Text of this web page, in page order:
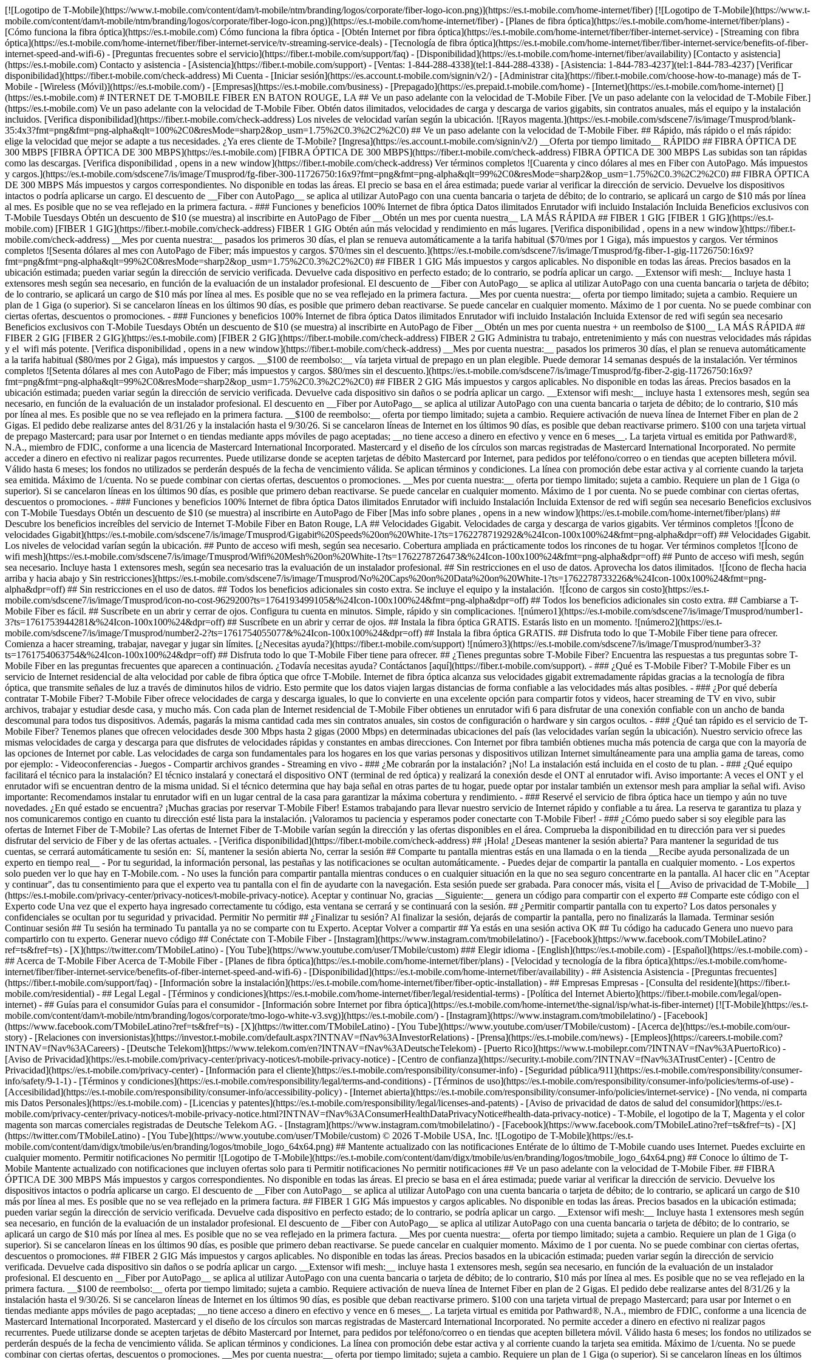
[![Logotipo de T-Mobile](https://www.t-mobile.com/content/dam/t-mobile/ntm/branding/logos/corporate/fiber-logo-icon.png)](https://es.t-mobile.com/home-internet/fiber) [![Logotipo de T-Mobile](https://www.t-mobile.com/content/dam/t-mobile/ntm/branding/logos/corporate/fiber-logo-icon.png)](https://es.t-mobile.com/home-internet/fiber) - [Planes de fibra óptica](https://es.t-mobile.com/home-internet/fiber/plans) - [Cómo funciona la fibra óptica](https://es.t-mobile.com) Cómo funciona la fibra óptica - [Obtén Internet por fibra óptica](https://es.t-mobile.com/home-internet/fiber/fiber-internet-service) - [Streaming con fibra óptica](https://es.t-mobile.com/home-internet/fiber/fiber-internet-service/tv-streaming-service-deals) - [Tecnología de fibra óptica](https://es.t-mobile.com/home-internet/fiber/fiber-internet-service/benefits-of-fiber-internet-speed-and-wifi-6) - [Preguntas frecuentes sobre el servicio](https://fiber.t-mobile.com/support/faq) - [Disponibilidad](https://es.t-mobile.com/home-internet/fiber/availability) [Contacto y asistencia](https://es.t-mobile.com) Contacto y asistencia - [Asistencia](https://fiber.t-mobile.com/support) - [Ventas: 1-844-288-4338](tel:1-844-288-4338) - [Asistencia: 1-844-783-4237](tel:1-844-783-4237) [Verificar disponibilidad](https://fiber.t-mobile.com/check-address) Mi Cuenta - [Iniciar sesión](https://es.account.t-mobile.com/signin/v2/) - [Administrar cita](https://fiber.t-mobile.com/choose-how-to-manage) más de T-Mobile - [Wireless (Móvil)](https://es.t-mobile.com/) - [Empresas](https://es.t-mobile.com/business) - [Prepagado](https://es.prepaid.t-mobile.com/home) - [Internet](https://es.t-mobile.com/home-internet) [](https://es.t-mobile.com) # INTERNET DE T-MOBILE FIBER EN BATON ROUGE, LA ## Ve un paso adelante con la velocidad de T-Mobile Fiber. [Ve un paso adelante con la velocidad de T-Mobile Fiber.](https://es.t-mobile.com) Ve un paso adelante con la velocidad de T-Mobile Fiber. Obtén datos ilimitados, velocidades de carga y descarga de varios gigabits, sin contratos anuales, más el equipo y la instalación incluidos. [Verifica disponibilidad](https://fiber.t-mobile.com/check-address) Los niveles de velocidad varían según la ubicación. ![Rayos magenta.](https://es.t-mobile.com/sdscene7/is/image/Tmusprod/blank-35:4x3?fmt=png&fmt=png-alpha&qlt=100%2C0&resMode=sharp2&op_usm=1.75%2C0.3%2C2%2C0) ## Ve un paso adelante con la velocidad de T-Mobile Fiber. ## Rápido, más rápido o el más rápido: elige la velocidad que mejor se adapte a tus necesidades. ¿Ya eres cliente de T-Mobile? [Ingresa](https://es.account.t-mobile.com/signin/v2/) __Oferta por tiempo limitado__ RÁPIDO ## FIBRA ÓPTICA DE 300 MBPS [FIBRA ÓPTICA DE 300 MBPS](https://es.t-mobile.com) [FIBRA ÓPTICA DE 300 MBPS](https://fiber.t-mobile.com/check-address) FIBRA ÓPTICA DE 300 MBPS Las subidas son tan rápidas como las descargas. [Verifica disponibilidad , opens in a new window](https://fiber.t-mobile.com/check-address) Ver términos completos ![Cuarenta y cinco dólares al mes en Fiber con AutoPago. Más impuestos y cargos.](https://es.t-mobile.com/sdscene7/is/image/Tmusprod/fg-fiber-300-11726750:16x9?fmt=png&fmt=png-alpha&qlt=99%2C0&resMode=sharp2&op_usm=1.75%2C0.3%2C2%2C0) ## FIBRA ÓPTICA DE 300 MBPS Más impuestos y cargos correspondientes. No disponible en todas las áreas. El precio se basa en el área estimada; puede variar al verificar la dirección de servicio. Devuelve los dispositivos intactos o podría aplicarse un cargo. El descuento de __Fiber con AutoPago__ se aplica al utilizar AutoPago con una cuenta bancaria o tarjeta de débito; de lo contrario, se aplicará un cargo de $10 más por línea al mes. Es posible que no se vea reflejado en la primera factura. - ### Funciones y beneficios 100% Internet de fibra óptica Datos ilimitados Enrutador wifi incluido Instalación Incluida Beneficios exclusivos con T-Mobile Tuesdays Obtén un descuento de $10 (se muestra) al inscribirte en AutoPago de Fiber __Obtén un mes por cuenta nuestra__ LA MÁS RÁPIDA ## FIBER 1 GIG [FIBER 1 GIG](https://es.t-mobile.com) [FIBER 1 GIG](https://fiber.t-mobile.com/check-address) FIBER 1 GIG Obtén aún más velocidad y rendimiento en más lugares. [Verifica disponibilidad , opens in a new window](https://fiber.t-mobile.com/check-address) __Mes por cuenta nuestra:__ pasados los primeros 30 días, el plan se renueva automáticamente a la tarifa habitual ($70/mes por 1 Giga), más impuestos y cargos. Ver términos completos ![Sesenta dólares al mes con AutoPago de Fiber; más impuestos y cargos. $70/mes sin el descuento.](https://es.t-mobile.com/sdscene7/is/image/Tmusprod/fg-fiber-1-gig-11726750:16x9?fmt=png&fmt=png-alpha&qlt=99%2C0&resMode=sharp2&op_usm=1.75%2C0.3%2C2%2C0) ## FIBER 1 GIG Más impuestos y cargos aplicables. No disponible en todas las áreas. Precios basados ​​en la ubicación estimada; pueden variar según la dirección de servicio verificada. Devuelve cada dispositivo en perfecto estado; de lo contrario, se podría aplicar un cargo. __Extensor wifi mesh:__ Incluye hasta 1 extensores mesh según sea necesario, en función de la evaluación de un instalador profesional. El descuento de __Fiber con AutoPago__ se aplica al utilizar AutoPago con una cuenta bancaria o tarjeta de débito; de lo contrario, se aplicará un cargo de $10 más por línea al mes. Es posible que no se vea reflejado en la primera factura. __Mes por cuenta nuestra:__ oferta por tiempo limitado; sujeta a cambio. Requiere un plan de 1 Giga (o superior). Si se cancelaron líneas en los últimos 90 días, es posible que primero deban reactivarse. Se puede cancelar en cualquier momento. Máximo de 1 por cuenta. No se puede combinar con ciertas ofertas, descuentos o promociones. - ### Funciones y beneficios 100% Internet de fibra óptica Datos ilimitados Enrutador wifi incluido Instalación Incluida Extensor de red wifi según sea necesario Beneficios exclusivos con T-Mobile Tuesdays Obtén un descuento de $10 (se muestra) al inscribirte en AutoPago de Fiber __Obtén un mes por cuenta nuestra + un reembolso de $100__ LA MÁS RÁPIDA ## FIBER 2 GIG [FIBER 2 GIG](https://es.t-mobile.com) [FIBER 2 GIG](https://fiber.t-mobile.com/check-address) FIBER 2 GIG Administra tu trabajo, entretenimiento y más con nuestras velocidades más rápidas y el wifi más potente. [Verifica disponibilidad , opens in a new window](https://fiber.t-mobile.com/check-address) __Mes por cuenta nuestra:__ pasados los primeros 30 días, el plan se renueva automáticamente a la tarifa habitual ($80/mes por 2 Giga), más impuestos y cargos. __$100 de reembolso:__ vía tarjeta virtual de prepago en un plan elegible. Puede demorar 14 semanas después de la instalación. Ver términos completos ![Setenta dólares al mes con AutoPago de Fiber; más impuestos y cargos. $80/mes sin el descuento.](https://es.t-mobile.com/sdscene7/is/image/Tmusprod/fg-fiber-2-gig-11726750:16x9?fmt=png&fmt=png-alpha&qlt=99%2C0&resMode=sharp2&op_usm=1.75%2C0.3%2C2%2C0) ## FIBER 2 GIG Más impuestos y cargos aplicables. No disponible en todas las áreas. Precios basados ​​en la ubicación estimada; pueden variar según la dirección de servicio verificada. Devuelve cada dispositivo sin daños o se podría aplicar un cargo. __Extensor wifi mesh:__ incluye hasta 1 extensores mesh, según sea necesario, en función de la evaluación de un instalador profesional. El descuento en __Fiber por AutoPago__ se aplica al utilizar AutoPago con una cuenta bancaria o tarjeta de débito; de lo contrario, $10 más por línea al mes. Es posible que no se vea reflejado en la primera factura. __$100 de reembolso:__ oferta por tiempo limitado; sujeta a cambio. Requiere activación de nueva línea de Internet Fiber en plan de 2 Gigas. El pedido debe realizarse antes del 8/31/26 y la instalación hasta el 9/30/26. Si se cancelaron líneas de Internet en los últimos 90 días, es posible que deban reactivarse primero. $100 con una tarjeta virtual de prepago Mastercard; para usar por Internet o en tiendas mediante apps móviles de pago aceptadas; __no tiene acceso a dinero en efectivo y vence en 6 meses__. La tarjeta virtual es emitida por Pathward®, N.A., miembro de FDIC, conforme a una licencia de Mastercard International Incorporated. Mastercard y el diseño de los círculos son marcas registradas de Mastercard International Incorporated. No permite acceder a dinero en efectivo ni realizar pagos recurrentes. Puede utilizarse donde se acepten tarjetas de débito Mastercard por Internet, para pedidos por teléfono/correo o en tiendas que acepten billetera móvil. Válido hasta 6 meses; los fondos no utilizados se perderán después de la fecha de vencimiento válida. Se aplican términos y condiciones. La línea con promoción debe estar activa y al corriente cuando la tarjeta sea emitida. Máximo de 1/cuenta. No se puede combinar con ciertas ofertas, descuentos o promociones. __Mes por cuenta nuestra:__ oferta por tiempo limitado; sujeta a cambio. Requiere un plan de 1 Giga (o superior). Si se cancelaron líneas en los últimos 90 días, es posible que primero deban reactivarse. Se puede cancelar en cualquier momento. Máximo de 1 por cuenta. No se puede combinar con ciertas ofertas, descuentos o promociones. - ### Funciones y beneficios 100% Internet de fibra óptica Datos ilimitados Enrutador wifi incluido Instalación Incluida Extensor de red wifi según sea necesario Beneficios exclusivos con T-Mobile Tuesdays Obtén un descuento de $10 (se muestra) al inscribirte en AutoPago de Fiber [Mas info sobre planes , opens in a new window](https://es.t-mobile.com/home-internet/fiber/plans) ## Descubre los beneficios increíbles del servicio de Internet T-Mobile Fiber en Baton Rouge, LA ## Velocidades Gigabit. Velocidades de carga y descarga de varios gigabits. Ver términos completos ![Ícono de velocidades Gigabit](https://es.t-mobile.com/sdscene7/is/image/Tmusprod/Gigabit%
- [Verifica disponibilidad](https://fiber.t-mobile.com/check-address) ## ¡Hola! ¿Deseas mantener la sesión abierta? Para mantener la seguridad de tus
cuentas, se cerrará automáticamente tu sesión en: Sí, mantener la sesión abierta No, cerrar la sesión ## Comparte tu pantalla mientras estás en una llamada o en la tienda __Recibe ayuda personalizada de un
experto en tiempo real__ - Por tu seguridad, la información personal, las pestañas y las notificaciones se ocultan automáticamente. - Puedes dejar de compartir la pantalla en cualquier momento. - Los expertos
solo pueden ver lo que hay en T-Mobile.com. - No uses la función para compartir pantalla mientras conduces o en cualquier situación en la que no sea seguro concentrarte en la pantalla. Al hacer clic en "Aceptar
y continuar", das tu consentimiento para que el experto vea tu pantalla con el fin de ayudarte con la navegación. Esta sesión puede ser grabada. Para conocer más, visita el [__Aviso de privacidad de T-Mobile__]
(https://es.t-mobile.com/privacy-center/privacy-notices/t-mobile-privacy-notice). Aceptar y continuar No, gracias __Siguiente:__ genera un código para compartir con el experto ## Comparte este código con el
Experto code Una vez que el experto haya ingresado correctamente tu código, esta ventana se cerrará y se continuará con la sesión. ## ¿Permitir compartir pantalla con tu experto? Los datos personales y
confidenciales se ocultan por tu seguridad y privacidad. Permitir No permitir ## ¿Finalizar tu sesión? Al finalizar la sesión, dejarás de compartir la pantalla, pero no finalizarás la llamada. Terminar sesión
Continuar sesión ## Tu sesión ha terminado Tu pantalla ya no se comparte con tu Experto. Aceptar Volver a compartir ## Ya estás en una sesión activa OK ## Tu código ha caducado Genera uno nuevo para
compartirlo con tu experto. Generar nuevo código ## Conéctate con T-Mobile Fiber - [Instagram](https://www.instagram.com/tmobilelatino/) - [Facebook](https://www.facebook.com/TMobileLatino?
ref=ts&fref=ts) - [X](https://twitter.com/TMobileLatino) - [You Tube](https://www.youtube.com/user/TMobile/custom) ### Elegir idioma - [English](https://es.t-mobile.com) - [Español](https://es.t-mobile.com) -
## Acerca de T-Mobile Fiber Acerca de T-Mobile Fiber - [Planes de fibra óptica](https://es.t-mobile.com/home-internet/fiber/plans) - [Velocidad y tecnología de la fibra óptica](https://es.t-mobile.com/home-
internet/fiber/fiber-internet-service/benefits-of-fiber-internet-speed-and-wifi-6) - [Disponibilidad](https://es.t-mobile.com/home-internet/fiber/availability) - ## Asistencia Asistencia - [Preguntas frecuentes]
(https://fiber.t-mobile.com/support/faq) - [Información sobre la instalación](https://es.t-mobile.com/home-internet/fiber/fiber-optic-installation) - ## Empresas Empresas - [Consulta del residente](https://fiber.t-
mobile.com/residential) - ## Legal Legal - [Términos y condiciones](https://es.t-mobile.com/home-internet/fiber/legal/residential-terms) - [Política del Internet Abierto](https://fiber.t-mobile.com/legal/open-
internet) - ## Guías para el consumidor Guías para el consumidor - [Información sobre Internet por fibra óptica](https://es.t-mobile.com/home-internet/the-signal/isp/what-is-fiber-internet) [![T-Mobile](https://es.t-
mobile.com/content/dam/t-mobile/ntm/branding/logos/corporate/tmo-logo-white-v3.svg)](https://es.t-mobile.com/) - [Instagram](https://www.instagram.com/tmobilelatino/) - [Facebook]
(https://www.facebook.com/TMobileLatino?ref=ts&fref=ts) - [X](https://twitter.com/TMobileLatino) - [You Tube](https://www.youtube.com/user/TMobile/custom) - [Acerca de](https://es.t-mobile.com/our-
story) - [Relaciones con inversionistas](https://investor.t-mobile.com/default.aspx?INTNAV=fNav%3AInvestorRelations) - [Prensa](https://es.t-mobile.com/news) - [Empleos](https://careers.t-mobile.com?
INTNAV=fNav%3ACareers) - [Deutsche Telekom](https://www.telekom.com/en?INTNAV=fNav%3ADeutscheTelekom) - [Puerto Rico](https://www.t-mobilepr.com/?INTNAV=fNav%3APuertoRico) -
[Aviso de Privacidad](https://es.t-mobile.com/privacy-center/privacy-notices/t-mobile-privacy-notice) - [Centro de confianza](https://security.t-mobile.com/?INTNAV=fNav%3ATrustCenter) - [Centro de
Privacidad](https://es.t-mobile.com/privacy-center) - [Información para el cliente](https://es.t-mobile.com/responsibility/consumer-info) - [Seguridad pública/911](https://es.t-mobile.com/responsibility/consumer-
info/safety/9-1-1) - [Términos y condiciones](https://es.t-mobile.com/responsibility/legal/terms-and-conditions) - [Términos de uso](https://es.t-mobile.com/responsibility/consumer-info/policies/terms-of-use) -
[Accesibilidad](https://es.t-mobile.com/responsibility/consumer-info/accessibility-policy) - [Internet abierta](https://es.t-mobile.com/responsibility/consumer-info/policies/internet-service) - [No venda, ni comparta
mis Datos Personales](https://es.t-mobile.com) - [Licencias y patentes](https://es.t-mobile.com/responsibility/legal/licenses-and-patents) - [Aviso de privacidad de datos de salud del consumidor](https://es.t-
mobile.com/privacy-center/privacy-notices/t-mobile-privacy-notice.html?INTNAV=fNav%3AConsumerHealthDataPrivacyNotice#health-data-privacy-notice) - T-Mobile, el logotipo de la T, Magenta y el color
magenta son marcas comerciales registradas de Deutsche Telekom AG. - [Instagram](https://www.instagram.com/tmobilelatino/) - [Facebook](https://www.facebook.com/TMobileLatino?ref=ts&fref=ts) - [X]
(https://twitter.com/TMobileLatino) - [You Tube](https://www.youtube.com/user/TMobile/custom) © 2026 T‑Mobile USA, Inc. ![Logotipo de T-Mobile](https://es.t-
mobile.com/content/dam/digx/tmobile/us/en/branding/logos/tmobile_logo_64x64.png) ## Mantente actualizado con las notificaciones Entérate de lo último de T-Mobile cuando uses Internet. Puedes excluirte en
cualquier momento. Permitir notificaciones No permitir ![Logotipo de T-Mobile](https://es.t-mobile.com/content/dam/digx/tmobile/us/en/branding/logos/tmobile_logo_64x64.png) ## Conoce lo último de T-
Mobile Mantente actualizado con notificaciones que incluyen ofertas solo para ti Permitir notificaciones No permitir notificaciones ## Ve un paso adelante con la velocidad de T-Mobile Fiber. ## FIBRA
ÓPTICA DE 300 MBPS Más impuestos y cargos correspondientes. No disponible en todas las áreas. El precio se basa en el área estimada; puede variar al verificar la dirección de servicio. Devuelve los
dispositivos intactos o podría aplicarse un cargo. El descuento de __Fiber con AutoPago__ se aplica al utilizar AutoPago con una cuenta bancaria o tarjeta de débito; de lo contrario, se aplicará un cargo de $10
más por línea al mes. Es posible que no se vea reflejado en la primera factura. ## FIBER 1 GIG Más impuestos y cargos aplicables. No disponible en todas las áreas. Precios basados ​​en la ubicación estimada;
pueden variar según la dirección de servicio verificada. Devuelve cada dispositivo en perfecto estado; de lo contrario, se podría aplicar un cargo. __Extensor wifi mesh:__ Incluye hasta 1 extensores mesh según
sea necesario, en función de la evaluación de un instalador profesional. El descuento de __Fiber con AutoPago__ se aplica al utilizar AutoPago con una cuenta bancaria o tarjeta de débito; de lo contrario, se
aplicará un cargo de $10 más por línea al mes. Es posible que no se vea reflejado en la primera factura. __Mes por cuenta nuestra:__ oferta por tiempo limitado; sujeta a cambio. Requiere un plan de 1 Giga (o
superior). Si se cancelaron líneas en los últimos 90 días, es posible que primero deban reactivarse. Se puede cancelar en cualquier momento. Máximo de 1 por cuenta. No se puede combinar con ciertas ofertas,
descuentos o promociones. ## FIBER 2 GIG Más impuestos y cargos aplicables. No disponible en todas las áreas. Precios basados ​​en la ubicación estimada; pueden variar según la dirección de servicio
verificada. Devuelve cada dispositivo sin daños o se podría aplicar un cargo. __Extensor wifi mesh:__ incluye hasta 1 extensores mesh, según sea necesario, en función de la evaluación de un instalador
profesional. El descuento en __Fiber por AutoPago__ se aplica al utilizar AutoPago con una cuenta bancaria o tarjeta de débito; de lo contrario, $10 más por línea al mes. Es posible que no se vea reflejado en la
primera factura. __$100 de reembolso:__ oferta por tiempo limitado; sujeta a cambio. Requiere activación de nueva línea de Internet Fiber en plan de 2 Gigas. El pedido debe realizarse antes del 8/31/26 y la
instalación hasta el 9/30/26. Si se cancelaron líneas de Internet en los últimos 90 días, es posible que deban reactivarse primero. $100 con una tarjeta virtual de prepago Mastercard; para usar por Internet o en
tiendas mediante apps móviles de pago aceptadas; __no tiene acceso a dinero en efectivo y vence en 6 meses__. La tarjeta virtual es emitida por Pathward®, N.A., miembro de FDIC, conforme a una licencia de
Mastercard International Incorporated. Mastercard y el diseño de los círculos son marcas registradas de Mastercard International Incorporated. No permite acceder a dinero en efectivo ni realizar pagos
recurrentes. Puede utilizarse donde se acepten tarjetas de débito Mastercard por Internet, para pedidos por teléfono/correo o en tiendas que acepten billetera móvil. Válido hasta 6 meses; los fondos no utilizados se
perderán después de la fecha de vencimiento válida. Se aplican términos y condiciones. La línea con promoción debe estar activa y al corriente cuando la tarjeta sea emitida. Máximo de 1/cuenta. No se puede
combinar con ciertas ofertas, descuentos o promociones. __Mes por cuenta nuestra:__ oferta por tiempo limitado; sujeta a cambio. Requiere un plan de 1 Giga (o superior). Si se cancelaron líneas en los últimos